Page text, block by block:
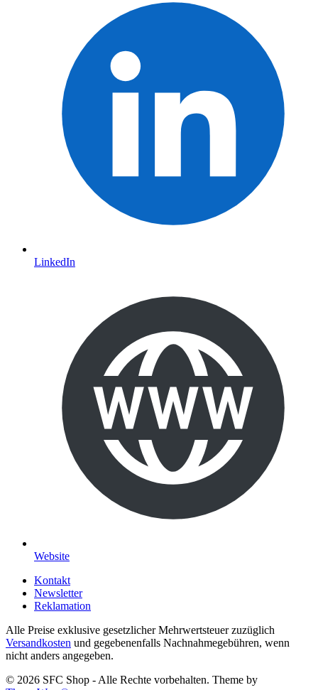
LinkedIn
Website
Kontakt
Newsletter
Reklamation
Alle Preise exklusive gesetzlicher Mehrwertsteuer zuzüglich
Versandkosten und gegebenenfalls Nachnahmegebühren, wenn
nicht anders angegeben.
© 2026 SFC Shop - Alle Rechte vorbehalten. Theme by